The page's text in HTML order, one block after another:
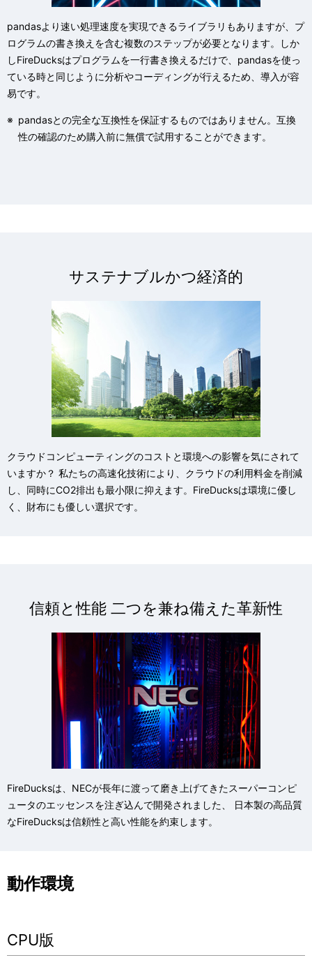
pandasより速い処理速度を実現できるライブラリもありますが、プ
ログラムの書き換えを含む複数のステップが必要となります。しか
しFireDucksはプログラムを一行書き換えるだけで、pandasを使っ
ている時と同じように分析やコーディングが行えるため、導入が容
易です。
※ pandasとの完全な互換性を保証するものではありません。互換
性の確認のため購入前に無償で試用することができます。
サステナブルかつ経済的
クラウドコンピューティングのコストと環境への影響を気にされて
いますか？ 私たちの高速化技術により、クラウドの利用料金を削減
し、同時にCO2排出も最小限に抑えます。FireDucksは環境に優し
く、財布にも優しい選択です。
信頼と性能 二つを兼ね備えた革新性
FireDucksは、NECが長年に渡って磨き上げてきたスーパーコンピ
ュータのエッセンスを注ぎ込んで開発されました、 日本製の高品質
なFireDucksは信頼性と高い性能を約束します。
動作環境
CPU版